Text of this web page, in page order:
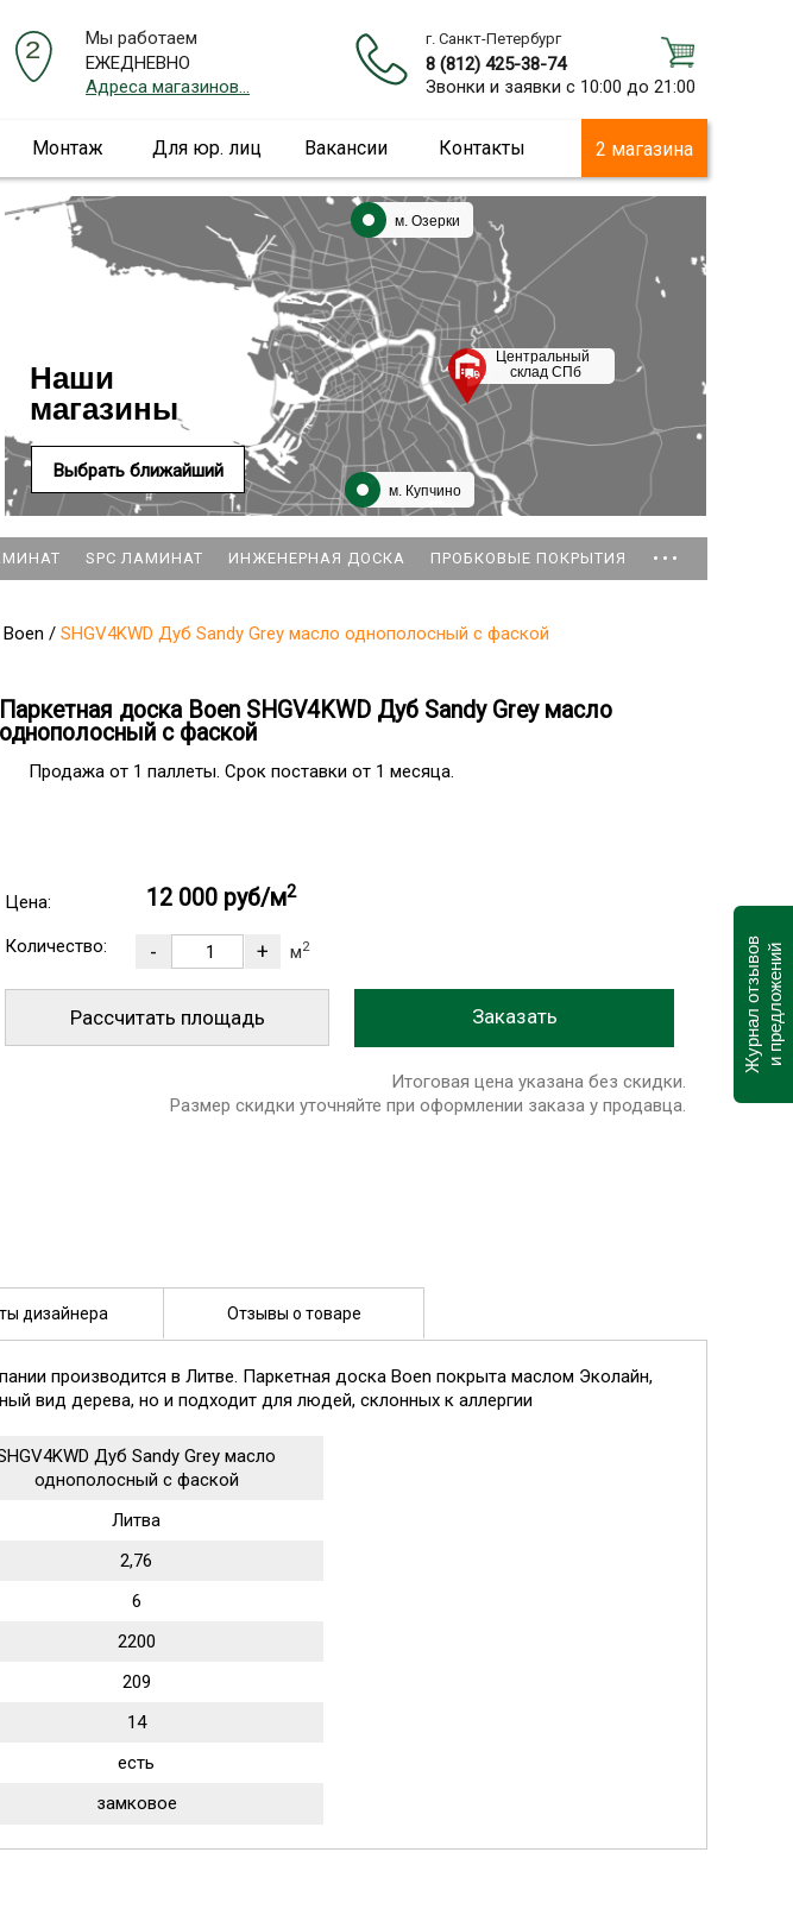
г. Санкт-Петербург
8 (812) 425-38-74
Звонки и заявки с 10:00 до 21:00
Мы работаем
ЕЖЕДНЕВНО
Адреса магазинов...
Монтаж Для юр. лиц Вакансии Контакты 2 магазина
Наши
магазины
м. Озерки
м. Купчино
Центральный
склад СПб
Выбрать ближайший
SPC ЛАМИНАТ ИНЖЕНЕРНАЯ ДОСКА ПРОБКОВЫЕ ПОКРЫТИЯ ...
Boen / SHGV4KWD Дуб Sandy Grey масло однополосный с фаской
Паркетная доска Boen SHGV4KWD Дуб Sandy Grey масло
однополосный с фаской
Продажа от 1 паллеты. Срок поставки от 1 месяца.
Цена: 12 000 руб/м2
Количество: м2
Рассчитать площадь
Итоговая цена указана без скидки.
Размер скидки уточняйте при оформлении заказа у продавца.
дизайнера Отзывы о товаре
производится в Литве. Паркетная доска Boen покрыта маслом Эколайн,
вид дерева, но и подходит для людей, склонных к аллергии
Дуб Sandy Grey масло
однополосный с фаской
Литва
2,76
6
2200
209
14
есть
замковое
Журнал отзывови предложений